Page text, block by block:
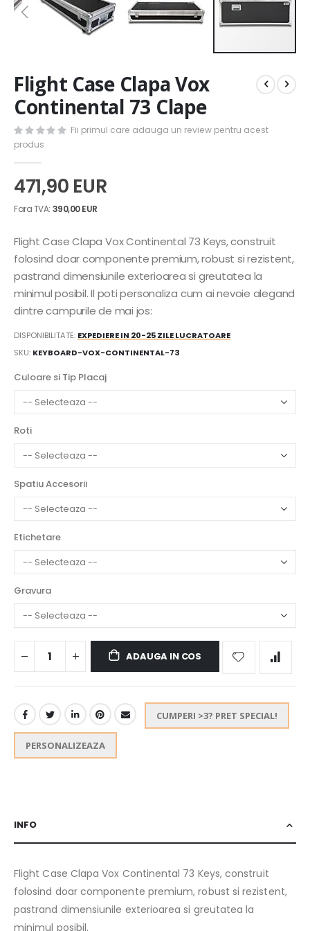
to
the
beginning
of
the
images
gallery
Flight Case Clapa Vox
Continental 73 Clape
Fii primul care adauga un review pentru acest
produs
471,90 EUR
390,00 EUR
Flight Case Clapa Vox Continental 73 Keys, construit
folosind doar componente premium, robust si rezistent,
pastrand dimensiunile exterioarea si greutatea la
minimul posibil. Il poti personaliza cum ai nevoie alegand
dintre campurile de mai jos:
DISPONIBILITATE: EXPEDIERE IN 20-25 ZILE LUCRATOARE
SKU KEYBOARD-VOX-CONTINENTAL-73
Culoare si Tip Placaj
Roti
Spatiu Accesorii
Etichetare
Gravura
ADAUGA IN COS
CUMPERI >3? PRET SPECIAL!
PERSONALIZEAZA
INFO
Flight Case Clapa Vox Continental 73 Keys, construit
folosind doar componente premium, robust si rezistent,
pastrand dimensiunile exterioarea si greutatea la
minimul posibil.